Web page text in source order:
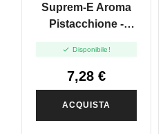
Suprem-E Aroma
Pistacchione -
 Disponibile!
7,28 €
ACQUISTA